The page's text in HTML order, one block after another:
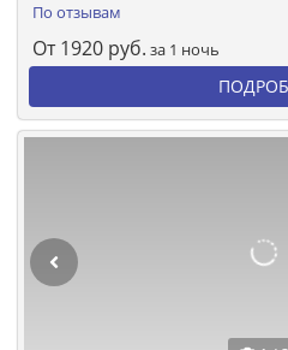
По отзывам
От 1920 руб. за 1 ночь